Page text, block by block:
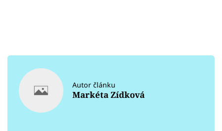
Autor článku
Markéta Zídková